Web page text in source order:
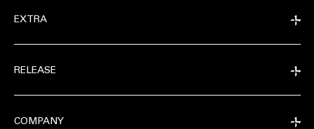
EXTRA
RELEASE
COMPANY